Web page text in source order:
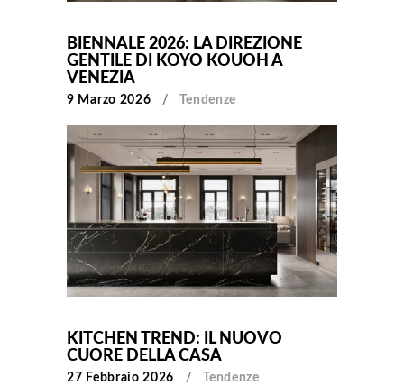
BIENNALE 2026: LA DIREZIONE
GENTILE DI KOYO KOUOH A
VENEZIA
9 Marzo 2026 Tendenze
KITCHEN TREND: IL NUOVO
CUORE DELLA CASA
27 Febbraio 2026 Tendenze